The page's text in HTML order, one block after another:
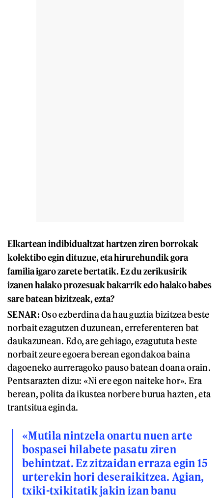
Elkartean indibidualtzat hartzen ziren borrokak
kolektibo egin dituzue, eta hirurehundik gora
familia igaro zarete bertatik. Ez du zerikusirik
izanen halako prozesuak bakarrik edo halako babes
sare batean bizitzeak, ezta?
SENAR:Oso ezberdina da hau guztia bizitzea beste
norbait ezagutzen duzunean, erreferenteren bat
daukazunean. Edo, are gehiago, ezagututa beste
norbait zeure egoera berean egondakoa baina
dagoeneko aurreragoko pauso batean doana orain.
Pentsarazten dizu: «Ni ere egon naiteke hor». Era
berean, polita da ikustea norbere burua hazten, eta
trantsitua eginda.
«Mutila nintzela onartu nuen arte
bospasei hilabete pasatu ziren
behintzat. Ez zitzaidan erraza egin 15
urterekin hori deseraikitzea. Agian,
txiki-txikitatik jakin izan banu